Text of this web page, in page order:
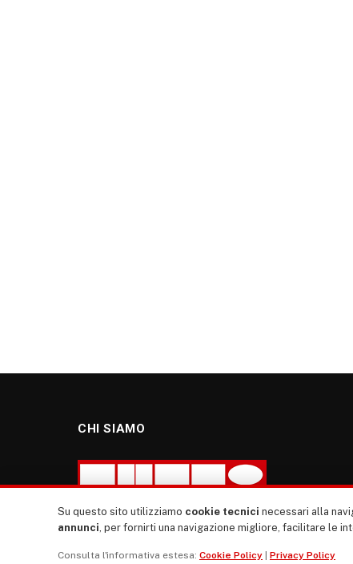
CHI SIAMO
nostro sito giornale è l’erede di “TUTTI”: giornale
Su questo sito utilizziamo cookie tecnici necessari alla
annunci, per fornirti una navigazione migliore, facilitare le
Consulta l'informativa estesa: Cookie Policy Privacy Policy